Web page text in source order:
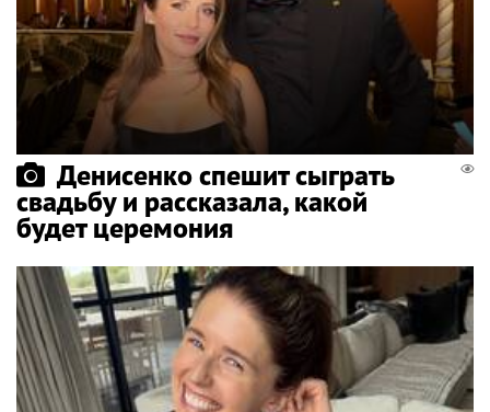
Денисенко спешит сыграть
свадьбу и рассказала, какой
будет церемония